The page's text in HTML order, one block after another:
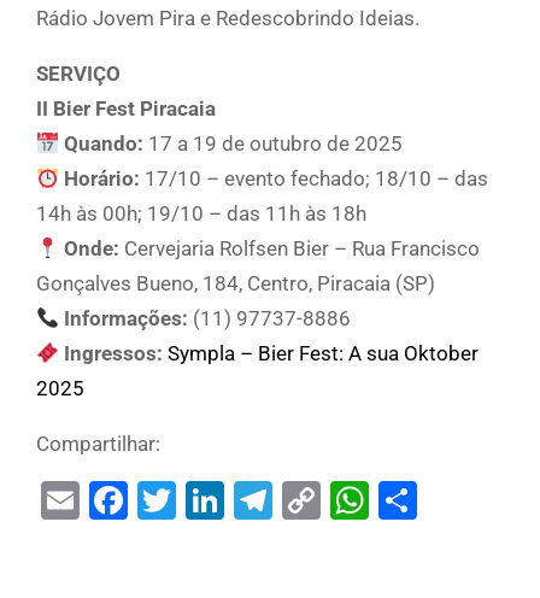
Rádio Jovem Pira e Redescobrindo Ideias.
SERVIÇO
II Bier Fest Piracaia
Quando: 17 a 19 de outubro de 2025
Horário: 17/10 – evento fechado; 18/10 – das
14h às 00h; 19/10 – das 11h às 18h
Onde: Cervejaria Rolfsen Bier – Rua Francisco
Gonçalves Bueno, 184, Centro, Piracaia (SP)
Informações: (11) 97737-8886
Ingressos: Sympla – Bier Fest: A sua Oktober
2025
Compartilhar:
EmailFacebook
Twitter
LinkedIn
Telegram
Copy